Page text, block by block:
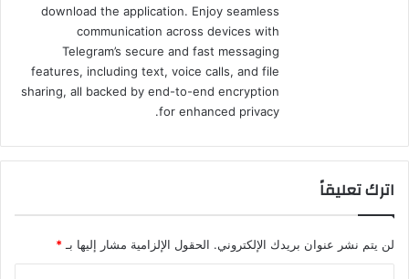
download the application. Enjoy seamless
communication across devices with
Telegram’s secure and fast messaging
features, including text, voice calls, and file
sharing, all backed by end-to-end encryption
for enhanced privacy.
اترك تعليقاً
لن يتم نشر عنوان بريدك الإلكتروني. الحقول الإلزامية مشار إليها بـ*